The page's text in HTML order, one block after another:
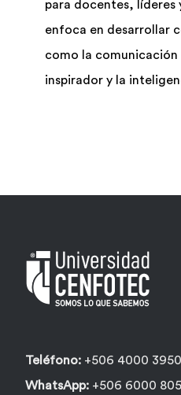
para docentes, líderes
enfoca en desarrollar
como la
inspirador y la
Teléfono: +506 4000 3950
WhatsApp: +506 6000